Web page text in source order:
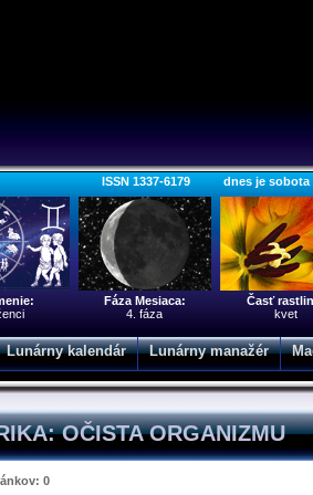
ISSN 1337-6179 dnes je sobota
Fáza Mesiaca:
4. fáza
Časť
kvet
Lunárny kalendár Lunárny manažér
OČISTA ORGANIZMU
0